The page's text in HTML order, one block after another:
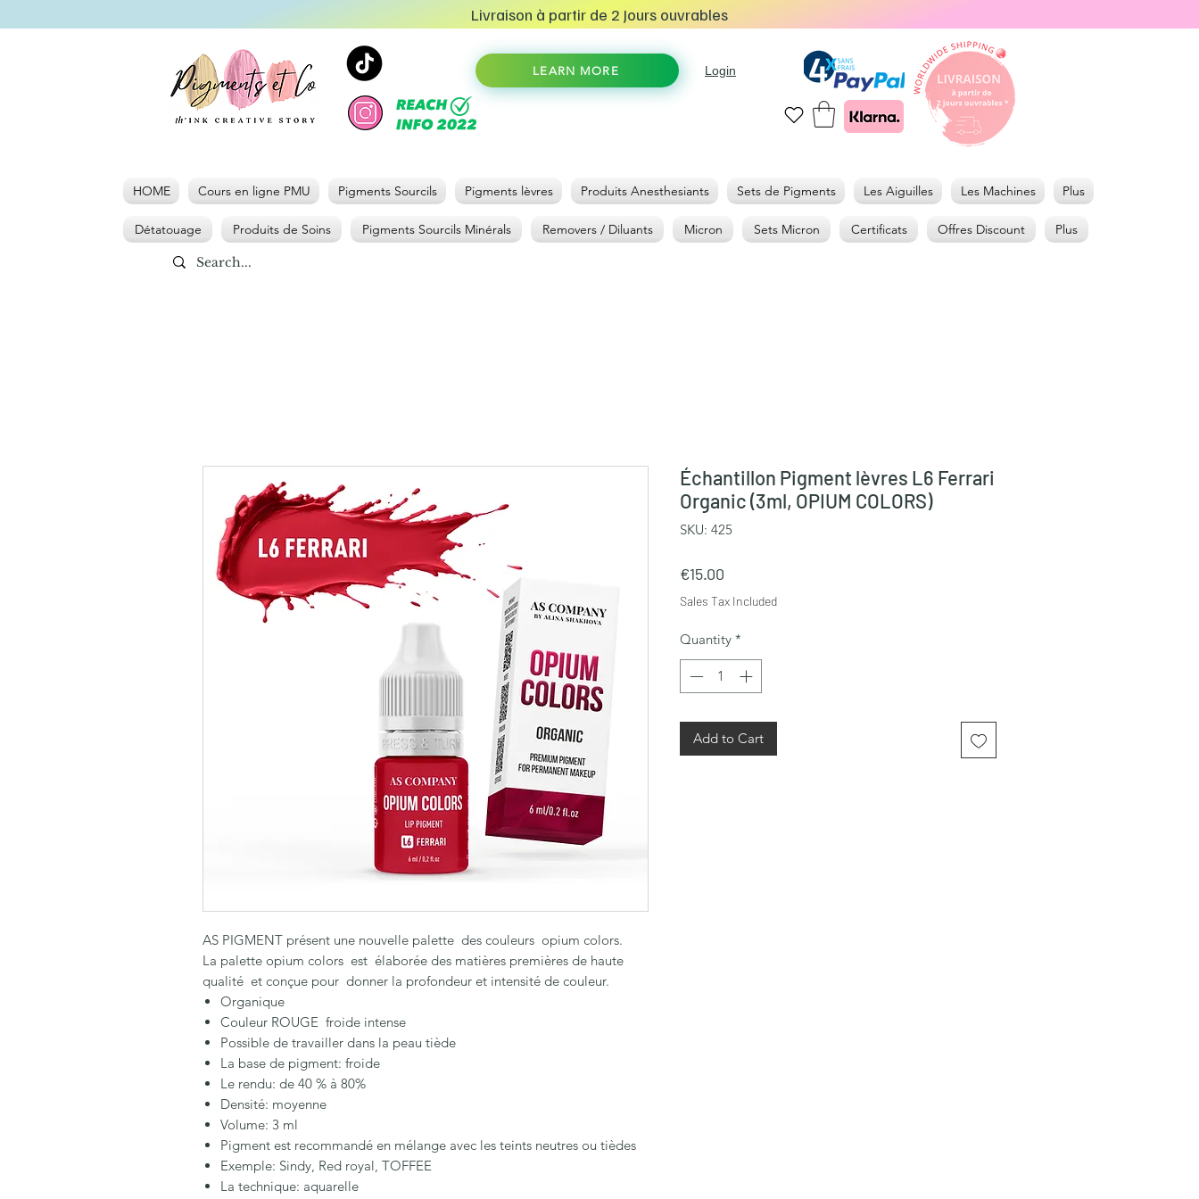
LEARN MORE Login
HOME Cours en ligne PMU Pigments Sourcils Pigments lèvres Produits Anesthesiants Sets de Pigments Les Aiguilles Les Machines Plus
Détatouage Produits de Soins Pigments Sourcils Minérals Removers / Diluants Micron Sets Micron Certificats Offres Discount Plus
Livraison à partir de 2 Jours ouvrables
AS PIGMENT présent une nouvelle palette des couleurs opium colors.
La palette opium colors est élaborée des matières premières de haute
qualité et conçue pour donner la profondeur et intensité de couleur.
Organique
Couleur ROUGE froide intense
Possible de travailler dans la peau tiède
La base de pigment: froide
Le rendu: de 40 % à 80%
Densité: moyenne
Volume: 3 ml
Pigment est recommandé en mélange avec les teints neutres ou tièdes
Exemple: Sindy, Red royal, TOFFEE
La technique: aquarelle
Échantillon Pigment lèvres L6 Ferrari
Organic (3ml, OPIUM COLORS)
SKU: 425
€15.00
Sales Tax Included
Quantity *
Add to Cart